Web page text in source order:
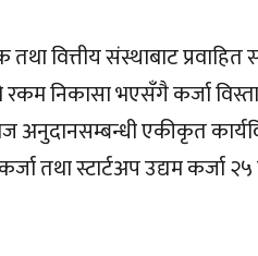
वित्तीय संस्थाबाट
निकासा भएसँगै कर्जा
अनुदानसम्बन्धी एकीकृत
तथा स्टार्टअप उद्यम